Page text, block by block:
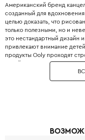
Американский бренд
созданный для
целью доказать, что
только полезными, но и
это нестандартный дизайн
привлекают внимание
продукты Ooly проходят
детей: они не содержат
маркировку. Бренд
например, «каракули-
своему ребёнку